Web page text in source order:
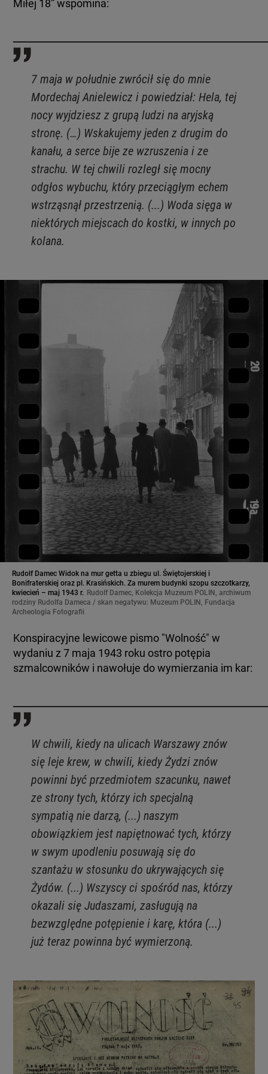
Miłej 18” wspomina:
7 maja w południe zwrócił się do mnie
Mordechaj Anielewicz i powiedział: Hela, tej
nocy wyjdziesz z grupą ludzi na aryjską
stronę. (…) Wskakujemy jeden z drugim do
kanału, a serce bije ze wzruszenia i ze
strachu. W tej chwili rozległ się mocny
odgłos wybuchu, który przeciągłym echem
wstrząsnął przestrzenią. (...) Woda sięga w
niektórych miejscach do kostki, w innych po
kolana.
Rudolf Damec Widok na mur getta u zbiegu ul. Świętojerskiej i
Bonifraterskiej oraz pl. Krasińskich. Za murem budynki szopu szczotkarzy,
kwiecień – maj 1943 r. Rudolf Damec, Kolekcja Muzeum POLIN, archiwum
rodziny Rudolfa Dameca / skan negatywu: Muzeum POLIN, Fundacja
Archeologia Fotografii
Konspiracyjne lewicowe pismo "Wolność" w
wydaniu z 7 maja 1943 roku ostro potępia
szmalcowników i nawołuje do wymierzania im kar:
W chwili, kiedy na ulicach Warszawy znów
się leje krew, w chwili, kiedy Żydzi znów
powinni być przedmiotem szacunku, nawet
ze strony tych, którzy ich specjalną
sympatią nie darzą, (...) naszym
obowiązkiem jest napiętnować tych, którzy
w swym upodleniu posuwają się do
szantażu w stosunku do ukrywających się
Żydów. (...) Wszyscy ci spośród nas, którzy
okazali się Judaszami, zasługują na
bezwzględne potępienie i karę, która (...)
już teraz powinna być wymierzoną.
KUJAWSKO-POMORSKIE
LUBUSKIE
OLSZTYN
OPOLE
RZESZÓW
SZCZECIN
TOTERAZ
OPINIE
ATAK ROSJI NA UKRAINĘ
SZKŁO KONTAKTOWE
CIEKAWOSTKI
PROGRAMY
RAPORTY
TVN24 УКРАЇНСЬКОЮ МОВОЮ
POLITYKA PRYWATNOŚCI
Copyright (C) 1997-2025 Korzystanie z materiałów redakcyjnych TVN S.A. / TVN Media Sp. z
o.o. wymaga wcześniejszej zgody TVN S.A./ TVN Media Sp. z o.o. oraz zawarcia stosownej
umowy licencyjnej. Na podstawie art. 25 ust. 1 pkt. 1 b) ustawy o prawie autorskim i prawach
pokrewnych TVN S.A. / TVN Media Sp. z o.o. wyraźnie zastrzega, że dalsze
rozpowszechnianie artykułów zamieszczonych w programach oraz na stronach
internetowych TVN S.A. / TVN Media Sp. z o.o. jest zabronione.